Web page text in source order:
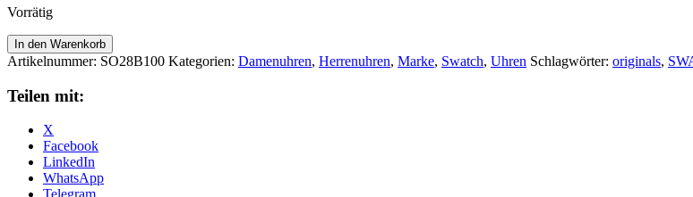
Vorrätig
1983
MASA
SO28B100
Menge
In den Warenkorb
Artikelnummer: SO28B100 Kategorien: Damenuhren, Herrenuhren, Marke, Swatch, Uhren Schlagwörter: originals,
Teilen mit:
X
Facebook
LinkedIn
WhatsApp